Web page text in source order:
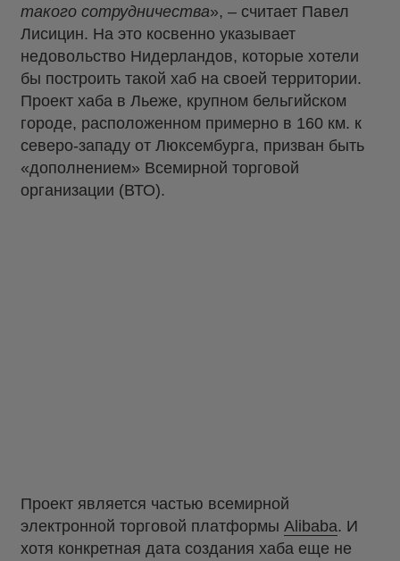
такого сотрудничества», – считает Павел
Лисицин. На это косвенно указывает
недовольство Нидерландов, которые хотели
бы построить такой хаб на своей территории.
Проект хаба в Льеже, крупном бельгийском
городе, расположенном примерно в 160 км. к
северо-западу от Люксембурга, призван быть
«дополнением» Всемирной торговой
организации (ВТО).
Проект является частью всемирной
электронной торговой платформы Alibaba. И
хотя конкретная дата создания хаба еще не